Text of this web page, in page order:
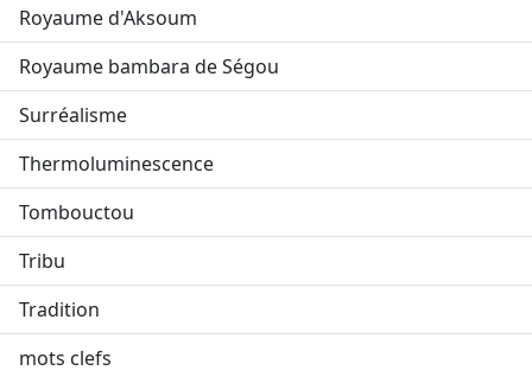
Royaume d'Aksoum
Royaume bambara de Ségou
Surréalisme
Thermoluminescence
Tombouctou
Tribu
Tradition
mots clefs